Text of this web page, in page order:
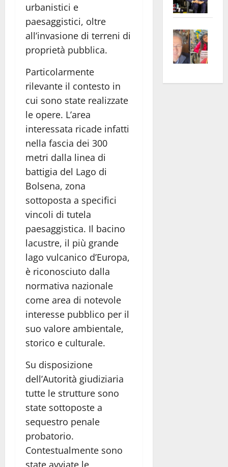
urbanistici e
paesaggistici, oltre
all’invasione di terreni di
proprietà pubblica.
Particolarmente
rilevante il contesto in
cui sono state realizzate
le opere. L’area
interessata ricade infatti
nella fascia dei 300
metri dalla linea di
battigia del Lago di
Bolsena, zona
sottoposta a specifici
vincoli di tutela
paesaggistica. Il bacino
lacustre, il più grande
lago vulcanico d’Europa,
è riconosciuto dalla
normativa nazionale
come area di notevole
interesse pubblico per il
suo valore ambientale,
storico e culturale.
Su disposizione
dell’Autorità giudiziaria
tutte le strutture sono
state sottoposte a
sequestro penale
probatorio.
Contestualmente sono
state avviate le
euro
apre